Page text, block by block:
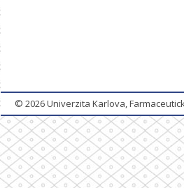
© 2026Univerzita Karlova,